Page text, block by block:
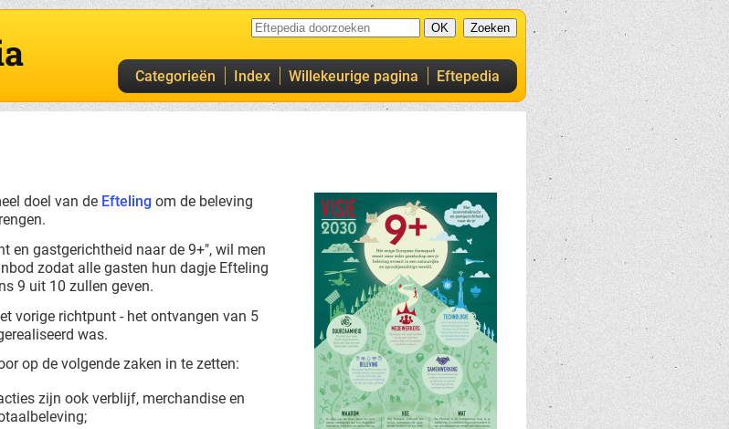
Categorieën Index Willekeurige pagina Eftepedia
doel van de Efteling om de beleving
en gastgerichtheid naar de 9+", wil men
zodat alle gasten hun dagje Efteling
9 uit 10 zullen geven.
vorige richtpunt - het ontvangen van 5
was.
op de volgende zaken in te zetten:
zijn ook verblijf, merchandise en